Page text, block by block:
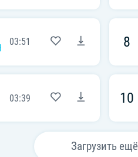
Юлианна Караулова,Хор
03:51 8
03:39 10
Загрузить ещё